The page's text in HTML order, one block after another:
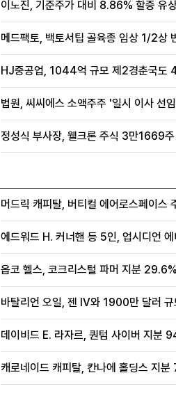
이노진, 기준주가 대비 8.86% 할증
메드팩토, 백토서팁 골육종 임상 1/2상
HJ중공업, 1044억 규모 제2경춘국도
법원, 씨씨에스 소액주주 '일시 이사 선
정성식 부사장, 웰크론 주식 3만1669
머드릭 캐피탈, 버티컬 에어로스페이스
에드워드 H. 커너핸 등 5인, 업시디언
옵코 헬스, 코크리스털 파머 지분
바탈리언 오일, 젠 IV와 1900만 달러
데이비드 E. 라자르, 퀀텀 사이버 지분
캐로네이드 캐피탈, 칸나에 홀딩스 지분